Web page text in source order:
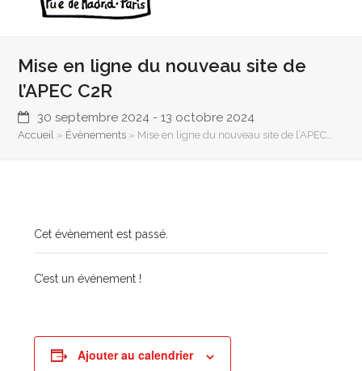
Mise en ligne du nouveau site de
l’APEC C2R
30 septembre 2024 -13 octobre 2024
Accueil » Évènements » Mise en ligne du nouveau site de l’APEC…
Cet évènement est passé.
C’est un événement !
Ajouter au calendrier